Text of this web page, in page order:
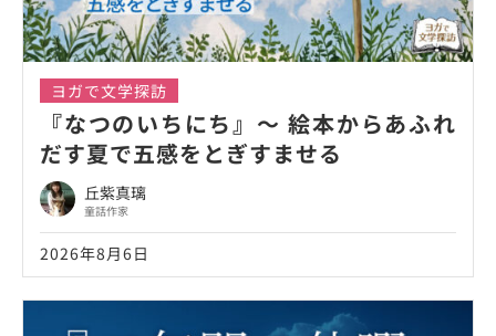
ヨガで文学探訪
『なつのいちにち』～ 絵本からあふれ
だす夏で五感をとぎすませる
丘紫真璃
童話作家
2026年8月6日